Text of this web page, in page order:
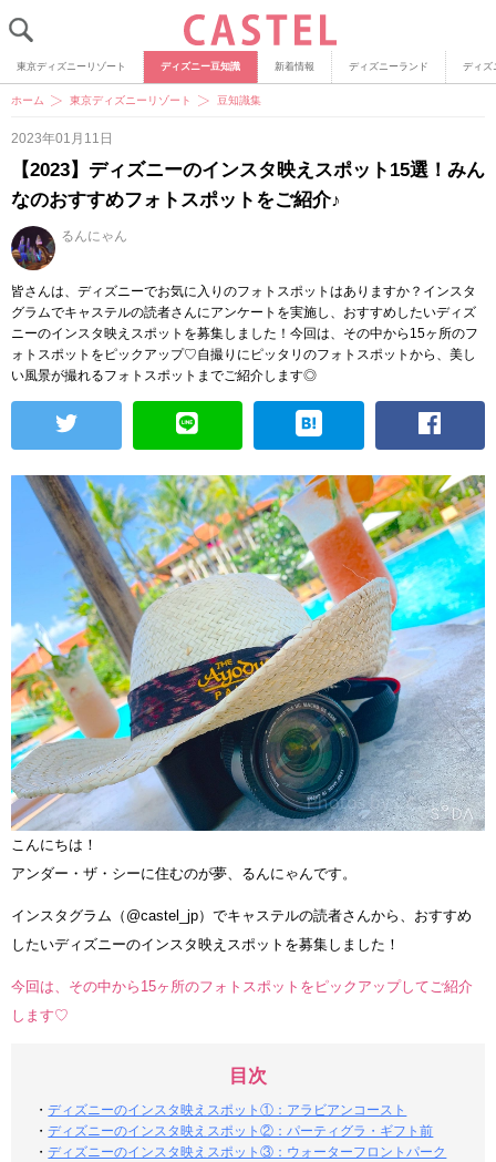
東京ディズニーリゾート ディズニー豆知識 新着情報 ディズニーランド ディズ
ホーム 東京ディズニーリゾート 豆知識集
2023年01月11日
【2023】ディズニーのインスタ映えスポット15選！みん
なのおすすめフォトスポットをご紹介♪
るんにゃん
皆さんは、ディズニーでお気に入りのフォトスポットはありますか？インスタ
グラムでキャステルの読者さんにアンケートを実施し、おすすめしたいディズ
ニーのインスタ映えスポットを募集しました！今回は、その中から15ヶ所のフ
ォトスポットをピックアップ♡自撮りにピッタリのフォトスポットから、美し
い風景が撮れるフォトスポットまでご紹介します◎
こんにちは！
アンダー・ザ・シーに住むのが夢、るんにゃんです。
インスタグラム（@castel_jp）でキャステルの読者さんから、おすすめ
したいディズニーのインスタ映えスポットを募集しました！
今回は、その中から15ヶ所のフォトスポットをピックアップしてご紹介
します♡
目次
・ディズニーのインスタ映えスポット①：アラビアンコースト
・ディズニーのインスタ映えスポット②：パーティグラ・ギフト前
・ディズニーのインスタ映えスポット③：ウォーターフロントパーク